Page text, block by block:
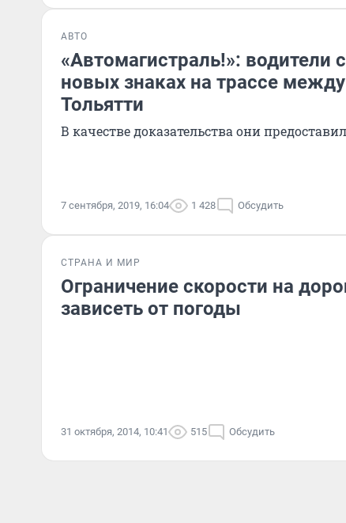
АВТО
«Автомагистраль!»: водители
новых знаках на трассе
Тольятти
В качестве доказательства они
7 сентября, 2019, 16:04 1 428 Обсудить
СТРАНА И МИР
Ограничение скорости на
зависеть от погоды
31 октября, 2014, 10:41 515 Обсудить